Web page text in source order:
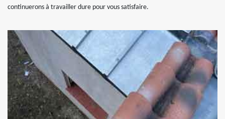
continuerons à travailler dure pour vous satisfaire.